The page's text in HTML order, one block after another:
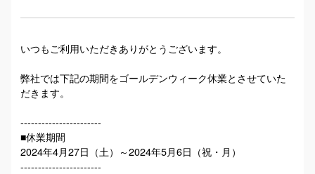
いつもご利用いただきありがとうございます。
弊社では下記の期間をゴールデンウィーク休業とさせていた
だきます。
-----------------------
■休業期間
2024年4月27日（土）～2024年5月6日（祝・月）
-----------------------